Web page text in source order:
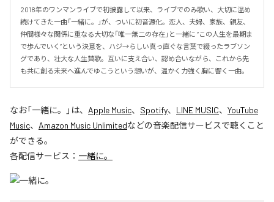
2018年のワンマンライブで初披露して以来、ライブでのみ歌い、大切に温め
続けてきた一曲「一緒に。」が、ついに初音源化。恋人、夫婦、家族、親友、
仲間――様々な関係に重なる大切な「唯一無二の存在」と一緒に “この人生を最期ま
で歩んでいく”という決意を、ハジ→らしい真っ直ぐな言葉で綴ったラブソン
グであり、壮大な人生賛歌。互いに支え合い、認め合いながら、これから先
も共に創る未来へ進んでゆこうという想いが、温かく力強く胸に響く一曲。
なお「一緒に。 」は、 Apple Music、 Spotify、 LINE MUSIC、 YouTube
Music、 Amazon Music Unlimitedなどの音楽配信サービスで聴くこと
ができる。
各配信サービス： 一緒に。